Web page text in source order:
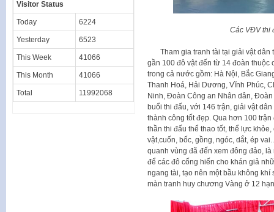
Các VĐV thi
Tham gia tranh tài tại giải vật dân
gần 100 đô vật đến từ 14 đoàn thuộc
trong cả nước gồm: Hà Nội, Bắc
Thanh Hoá, Hải Dương, Vĩnh Phúc,
Ninh, Đoàn Công an Nhân dân,
buổi thi đấu, với 146 trận, giải vật
thành công tốt đẹp. Qua hơn 100
thần thi đấu thể thao tốt, thể lực
vật,cuốn, bốc, gồng, ngóc, dắt, ép
quanh vùng đã đến xem đông đảo,
để các đô cống hiến cho khán giả
ngang tài, tạo nên một bầu không
màn tranh huy chương Vàng ở 12
Visitor Status
Today 6224
Yesterday 6523
This Week 41066
This Month 41066
Total 11992068